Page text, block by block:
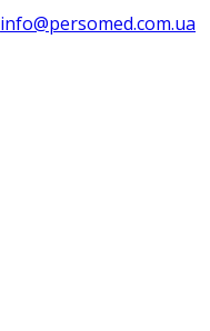
info@persomed.com.ua